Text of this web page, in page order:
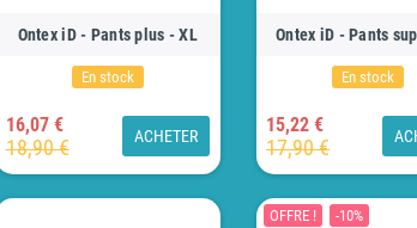
Ontex iD - Pants plus - XL
En stock
16,07 €
18,90 € ACHETER
Ontex iD - Pants
En stock
15,22 €
17,90 €
OFFRE ! -10%